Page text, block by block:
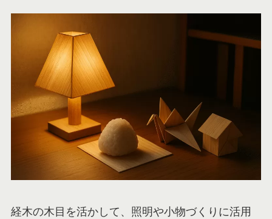
経木の木目を活かして、照明や小物づくりに活用